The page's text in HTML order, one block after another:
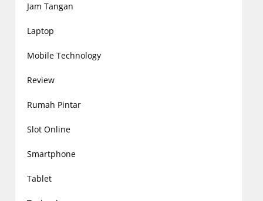
Jam Tangan
Laptop
Mobile Technology
Review
Rumah Pintar
Slot Online
Smartphone
Tablet